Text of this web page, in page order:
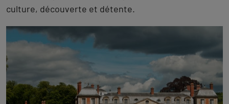
culture, découverte et détente.